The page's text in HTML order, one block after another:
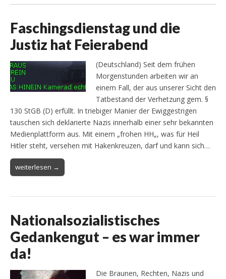
Faschingsdienstag und die
Justiz hat Feierabend
(Deutschland) Seit dem frühen
Morgenstunden arbeiten wir an
einem Fall, der aus unserer Sicht den
Tatbestand der Verhetzung gem. §
130 StGB (D) erfüllt. In triebiger Manier der Ewiggestrigen
tauschen sich deklarierte Nazis innerhalb einer sehr bekannten
Medienplattform aus. Mit einem „frohen HH„, was für Heil
Hitler steht, versehen mit Hakenkreuzen, darf und kann sich…
weiterlesen →
Nationalsozialistisches
Gedankengut – es war immer
da!
Die Braunen, Rechten, Nazis und